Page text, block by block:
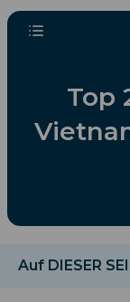
Top
Auf DIESER